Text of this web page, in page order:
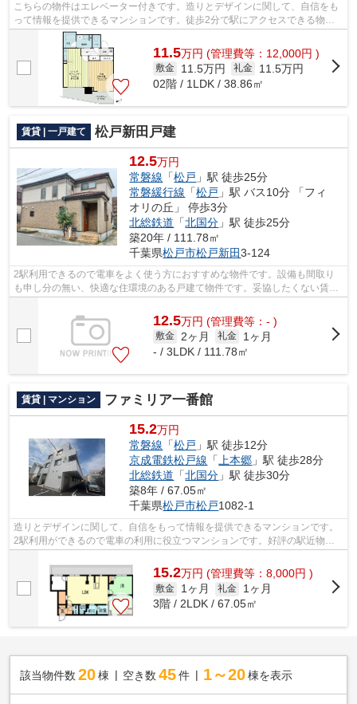
こちらの物件はエレベーター付きです。造りとデザインに関して、自信をも
って情報を提供できるマンションです。徒歩2分で駅にアクセスできる物件
です。不動産について分からない事も、...
11.5万円 (管理費等：12,000円 )
敷金 11.5万円 礼金
11.5万円
02階 / 1LDK / 38.86㎡
賃貸 | 一戸建て 松戸新田戸建
12.5万円
常磐線 「松戸 」駅 徒歩25分
常磐緩行線 「松戸 」駅 バス10分 「フィ
オリの丘」 停歩3分
北総鉄道 「北国分 」駅 徒歩25分
築20年 / 111.78㎡
千葉県松戸市松戸新田3-124
2駅利用できるので電車をよく使う方におすすめな物件です。設備も間取り
も申し分の無い、快適な住環境のある戸建て物件です。妥協したくない賃貸
12.5万円 (管理費等：- )
敷金 2ヶ月 礼金
1ヶ月
- / 3LDK / 111.78㎡
賃貸 | マンション ファミリア一番館
15.2万円
常磐線 「松戸 」駅 徒歩12分
京成電鉄松戸線 「 上本郷 」駅 徒歩28分
北総鉄道 「北国分 」駅 徒歩30分
築8年 / 67.05㎡
千葉県松戸市松戸1082-1
造りとデザインに関して、自信をもって情報を提供できるマンションです。
2駅利用ができるので電車の利用に役立つマンションです。好評の駅近物件
となっており、駅より徒歩9分に立地し...
15.2万円 (管理費等：8,000円 )
敷金 1ヶ月 礼金
1ヶ月
3階 / 2LDK / 67.05㎡
該当物件数 20棟 空き数 45 件 1～20 棟を表示